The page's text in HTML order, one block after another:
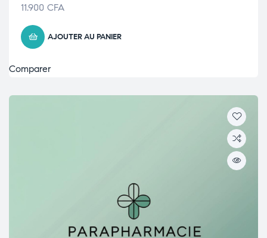
11.900 CFA
AJOUTER AU PANIER
Comparer